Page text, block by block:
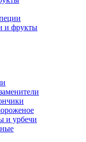
и фрукты
и урбечи